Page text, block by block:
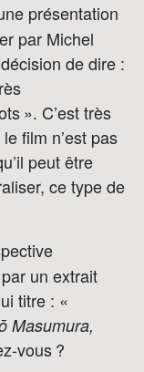
présentation
par Michel
de dire :
». C’est très
film n’est pas
peut être
ce type de
un extrait
titre : «
Masumura,
vous ?